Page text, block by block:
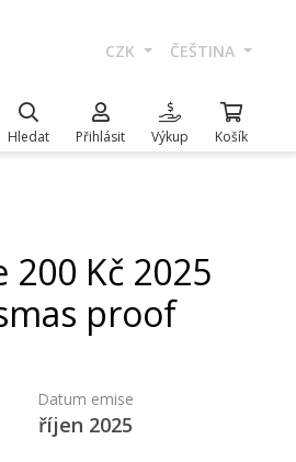
CZK ČEŠTINA
Hledat Přihlásit Výkup Košík
Kč 2025
proof
Datum emise
říjen 2025